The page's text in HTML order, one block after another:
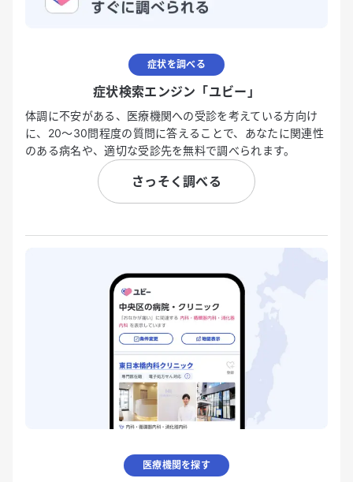
症状を調べる
症状検索エンジン「ユビー」
体調に不安がある、医療機関への受診を考えている方向け
に、20〜30問程度の質問に答えることで、あなたに関連性
のある病名や、適切な受診先を無料で調べられます。
さっそく調べる
医療機関を探す